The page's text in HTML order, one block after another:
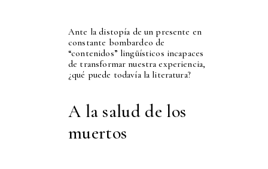
Ante la distopía de un presente en
constante bombardeo de
“contenidos” lingüísticos incapaces
de transformar nuestra experiencia,
¿qué puede todavía la literatura?
A la salud de los
muertos